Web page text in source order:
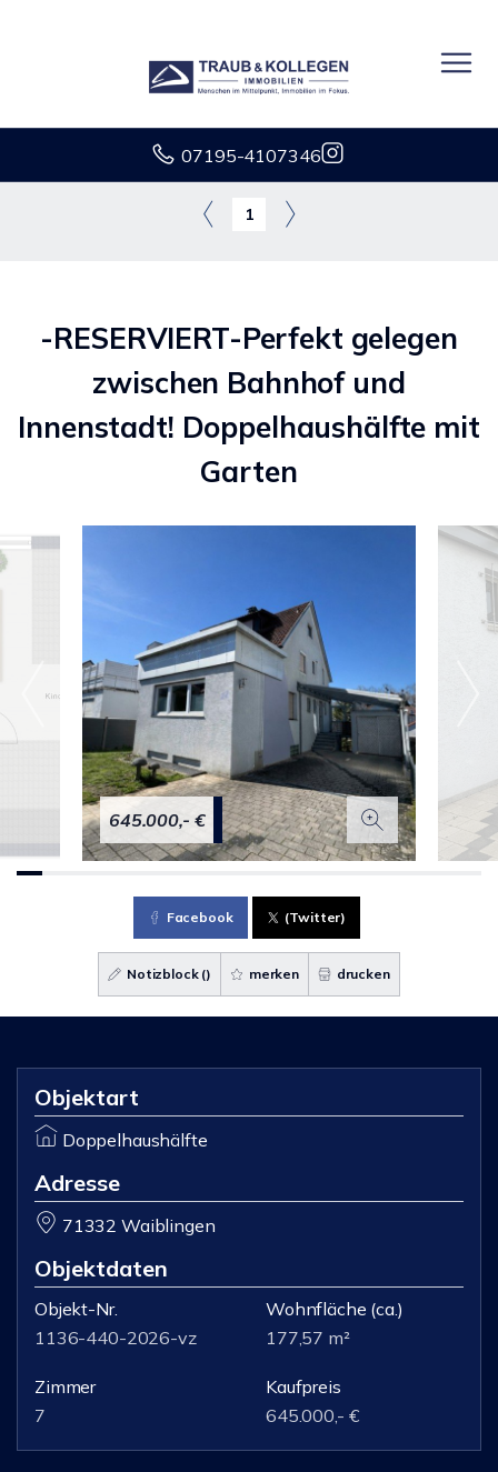
07195-4107346
1
-RESERVIERT-Perfekt gelegen
zwischen Bahnhof und
Innenstadt! Doppelhaushälfte mit
Garten
645.000,- €
Facebook (Twitter)
Notizblock () merken drucken
Objektart
Doppelhaushälfte
Adresse
71332 Waiblingen
Objektdaten
Objekt-Nr.
1136-440-2026-vz
Wohnfläche (ca.)
177,57 m²
Zimmer
7
Kaufpreis
645.000,- €